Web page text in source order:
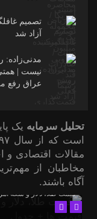
تصمیم
آزاد شد
مدنی‌زاده:
نیست |
عراق رفع
تحلیل سرمایه یک
مقالات اقتصادی و
مخاطبان از
آگاه باشند.
قیمت طلا، دلار و سکه امروز پنجشنبه 15مرداد/